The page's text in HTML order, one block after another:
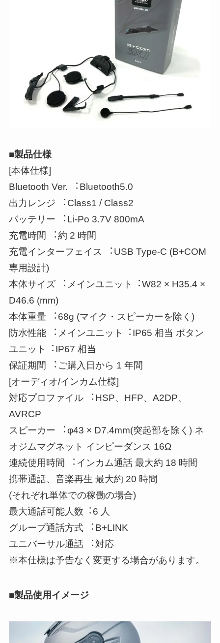
■製品仕様
[本体仕様]
Bluetooth Ver. ︓Bluetooth5.0
出力レンジ ︓Class1 / Class2
バッテリー ︓Li-Po 3.7V 800mA
充電時間 ︓約 2 時間
充電インターフェイス ︓USB Type-C (B+COM
専用設計)
本体サイズ ︓メインユニット︓W82 × H35.4 ×
D46.6 (mm)
本体重量 ︓68g (マイク・スピーカーを除く)
防水性能 ︓メインユニット︓IP65 相当 ボタン
ユニット︓IP67 相当
保証期間 ︓ご購入日から 1 年間
[オーディオ/インカム仕様]
対応プロファイル ︓HSP、HFP、A2DP、
AVRCP
スピーカー ︓φ43 × D7.4mm(突起部を除く) ネ
オジムマグネット インピーダンス 16Ω
連続使用時間 ︓インカム通話 最大約 18 時間
携帯通話、音楽再生 最大約 20 時間
(それぞれ単体での稼働の場合)
最大通話可能人数︓6 人
グループ通話方式 ︓B+LINK
ユニバーサル通話 ︓対応
※本仕様は予告なく変更する場合があります。
■製品使用イメージ